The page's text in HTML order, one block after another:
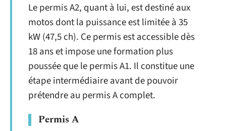
Le permis A2, quant à lui, est destiné aux
motos dont la puissance est limitée à 35
kW (47,5 ch). Ce permis est accessible dès
18 ans et impose une formation plus
poussée que le permis A1. Il constitue une
étape intermédiaire avant de pouvoir
prétendre au permis A complet.
Permis A